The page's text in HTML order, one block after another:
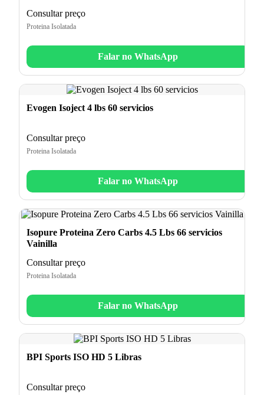
Consultar preço
Proteina Isolatada
Falar no WhatsApp
Evogen Isoject 4 lbs 60 servicios
Consultar preço
Proteina Isolatada
Falar no WhatsApp
Isopure Proteina Zero Carbs 4.5 Lbs 66 servicios
Vainilla
Consultar preço
Proteina Isolatada
Falar no WhatsApp
BPI Sports ISO HD 5 Libras
Consultar preço